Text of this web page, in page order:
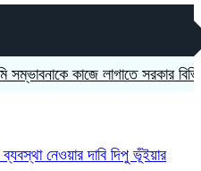
কাজে লাগাতে সরকার বিভিন্ন
নেওয়ার দাবি দিপু ভূঁইয়ার